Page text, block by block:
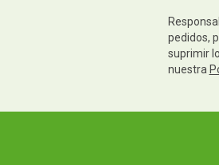
pedidos,
suprimir
nuestra